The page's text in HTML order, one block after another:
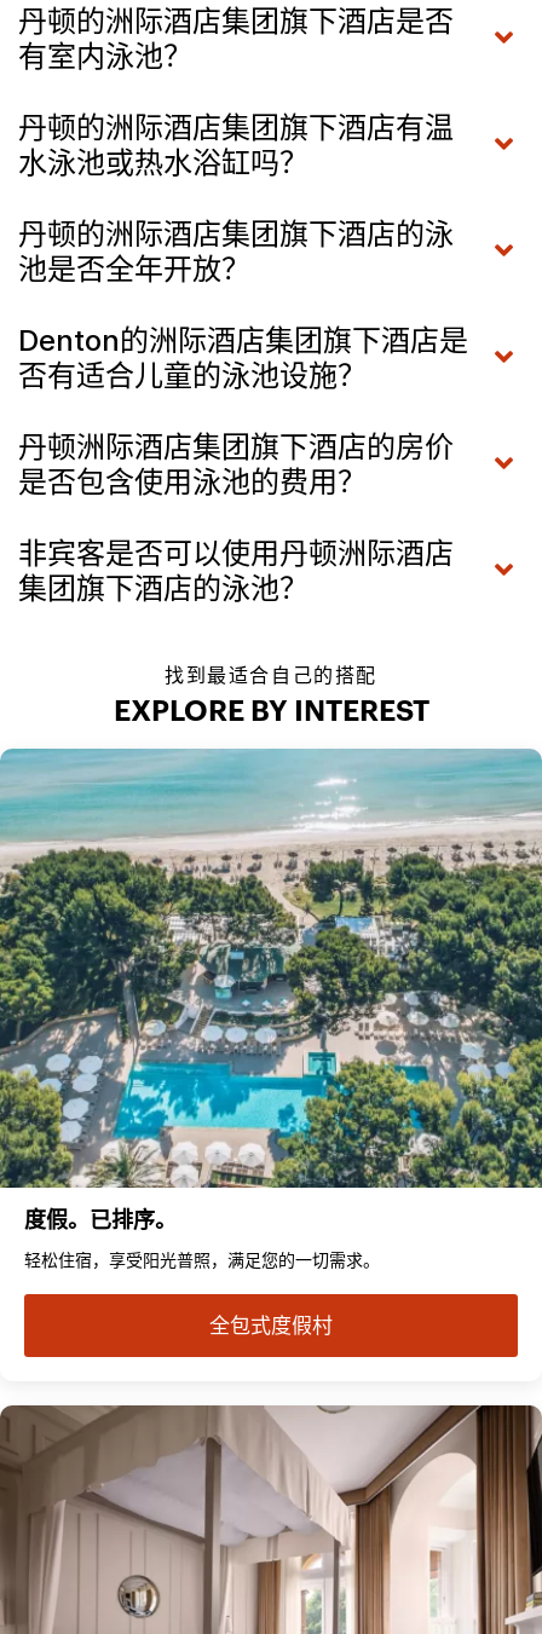
丹顿的洲际酒店集团旗下酒店是否
有室内泳池？
丹顿的洲际酒店集团旗下酒店有温
水泳池或热水浴缸吗？
丹顿的洲际酒店集团旗下酒店的泳
池是否全年开放？
Denton的洲际酒店集团旗下酒店是
否有适合儿童的泳池设施？
丹顿洲际酒店集团旗下酒店的房价
是否包含使用泳池的费用？
非宾客是否可以使用丹顿洲际酒店
集团旗下酒店的泳池？
找到最适合自己的搭配
EXPLORE BY INTEREST
度假。已排序。
轻松住宿，享受阳光普照，满足您的一切需求。
全包式度假村